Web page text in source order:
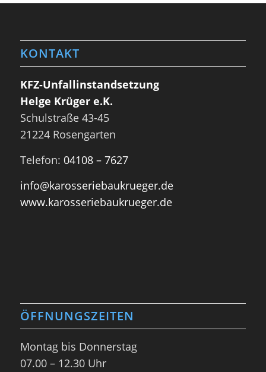
KONTAKT
KFZ-Unfallinstandsetzung
Helge Krüger e.K.
Schulstraße 43-45
21224 Rosengarten
Telefon: 04108 – 7627
info@karosseriebaukrueger.de
www.karosseriebaukrueger.de
ÖFFNUNGSZEITEN
Montag bis Donnerstag
07.00 – 12.30 Uhr